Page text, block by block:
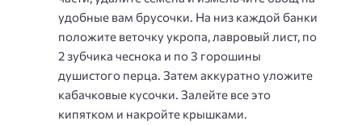
удобные вам брусочки. На низ каждой банки
положите веточку укропа, лавровый лист, по
2 зубчика чеснока и по 3 горошины
душистого перца. Затем аккуратно уложите
кабачковые кусочки. Залейте все это
кипятком и накройте крышками.